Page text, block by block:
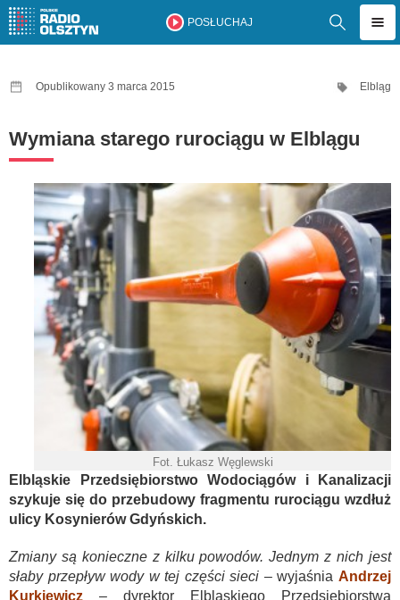
POSŁUCHAJ
Opublikowany 3 marca 2015 Elbląg
Wymiana starego rurociągu w Elblągu
Fot. Łukasz Węglewski
Elbląskie Przedsiębiorstwo Wodociągów i Kanalizacji
szykuje się do przebudowy fragmentu rurociągu wzdłuż
ulicy Kosynierów Gdyńskich.
Zmiany są konieczne z kilku powodów. Jednym z nich jest
słaby przepływ wody w tej części sieci – wyjaśniaAndrzej
Kurkiewicz
– dyrektor Elbląskiego Przedsiębiorstwa